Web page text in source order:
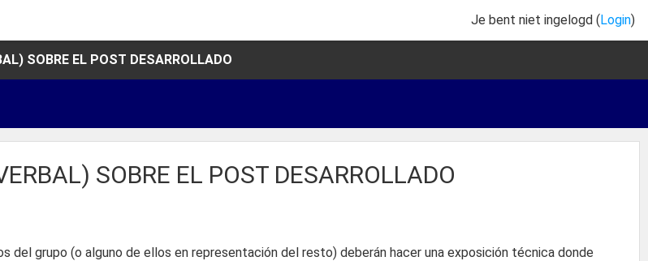
Je bent niet ingelogd (Login)
SOBRE EL POST DESARROLLADO
SOBRE EL POST DESARROLLADO
del grupo (o alguno de ellos en representación del resto) deberán hacer una exposición técnica donde